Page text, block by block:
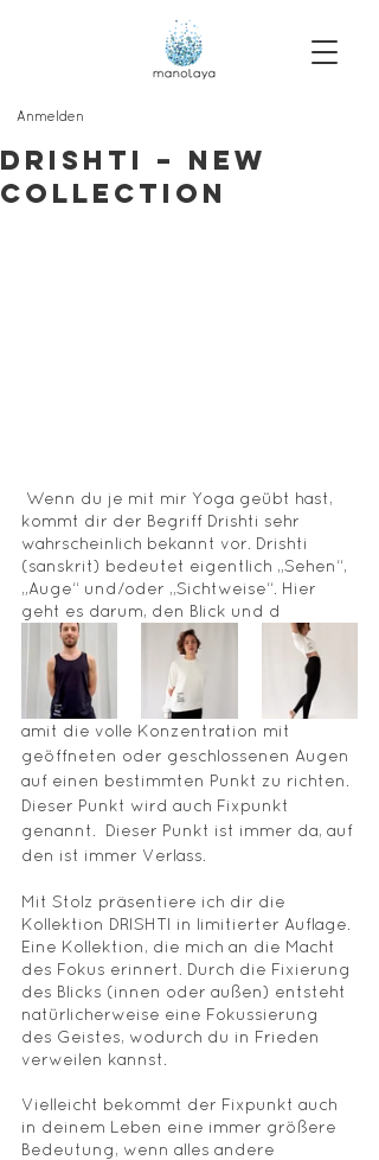
Anmelden
DRISHTI – NEW
COLLECTION
kommt dir der Begriff Drishti sehr
wahrscheinlich bekannt vor. Drishti
(sanskrit) bedeutet eigentlich „Sehen“,
„Auge“ und/oder „Sichtweise“. Hier
geht es darum, den Blick und d
amit die volle Konzentration mit
geöffneten oder geschlossenen Augen
auf einen bestimmten Punkt zu richten.
Dieser Punkt wird auch Fixpunkt
genannt.  Dieser Punkt ist immer da, auf
den ist immer Verlass.
Mit Stolz präsentiere ich dir die
Kollektion DRISHTI in limitierter Auflage.
Eine Kollektion, die mich an die Macht
des Fokus erinnert. Durch die Fixierung
des Blicks (innen oder außen) entsteht
natürlicherweise eine Fokussierung
des Geistes, wodurch du in Frieden
verweilen kannst.
Vielleicht bekommt der Fixpunkt auch
in deinem Leben eine immer größere
Bedeutung, wenn alles andere